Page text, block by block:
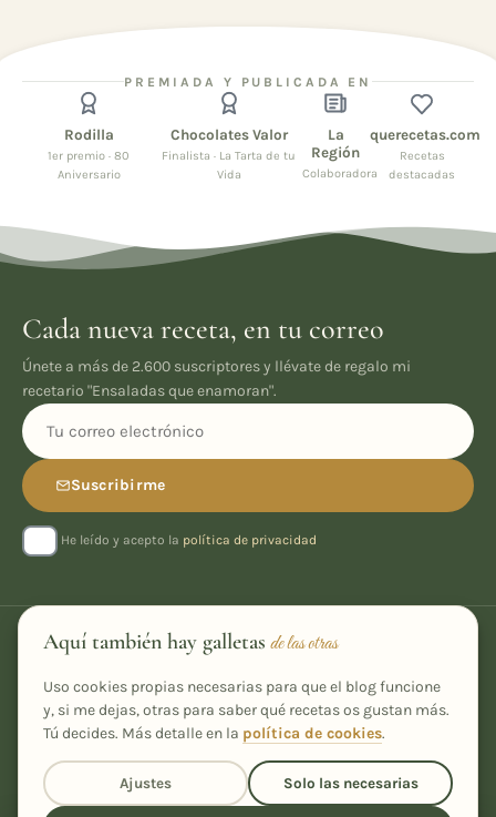
Aquí también hay galletas de las otras
Uso cookies propias necesarias para que el blog funcione
y, si me dejas, otras para saber qué recetas os gustan más.
Tú decides. Más detalle en la política de cookies.
Solo las necesarias
Ajustes
PREMIADA Y PUBLICADA EN
Rodilla
1er premio · 80
Aniversario
Chocolates Valor
Finalista · La Tarta de tu
Vida
La
Región
Colaboradora
querecetas.com
Recetas
destacadas
Cada nueva receta, en tu correo
Únete a más de 2.600 suscriptores y llévate de regalo mi
recetario "Ensaladas que enamoran".
Suscribirme
He leído y acepto la política de privacidad
Recetas caseras, fáciles y con un toque especial, desde Ourense
para tu cocina.